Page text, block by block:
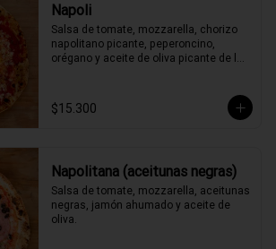
Napoli
Salsa de tomate, mozzarella, chorizo
napolitano picante, peperoncino,
orégano y aceite de oliva picante de la
$15.300
Napolitana (aceitunas negras)
Salsa de tomate, mozzarella, aceitunas
negras, jamón ahumado y aceite de
oliva.